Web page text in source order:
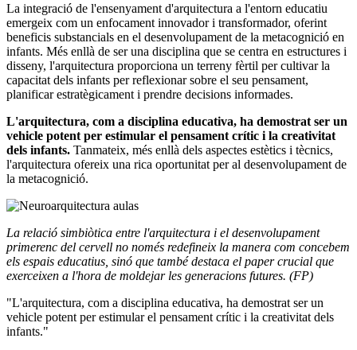
La integració de l'ensenyament d'arquitectura a l'entorn educatiu
emergeix com un enfocament innovador i transformador, oferint
beneficis substancials en el desenvolupament de la metacognició en
infants. Més enllà de ser una disciplina que se centra en estructures i
disseny, l'arquitectura proporciona un terreny fèrtil per cultivar la
capacitat dels infants per reflexionar sobre el seu pensament,
planificar estratègicament i prendre decisions informades.
L'arquitectura, com a disciplina educativa, ha demostrat ser un
vehicle potent per estimular el pensament crític i la creativitat
dels infants. Tanmateix, més enllà dels aspectes estètics i tècnics,
l'arquitectura ofereix una rica oportunitat per al desenvolupament de
la metacognició.
La relació simbiòtica entre l'arquitectura i el desenvolupament
primerenc del cervell no només redefineix la manera com concebem
els espais educatius, sinó que també destaca el paper crucial que
exerceixen a l'hora de moldejar les generacions futures. (FP)
"L'arquitectura, com a disciplina educativa, ha demostrat ser un
vehicle potent per estimular el pensament crític i la creativitat dels
infants."